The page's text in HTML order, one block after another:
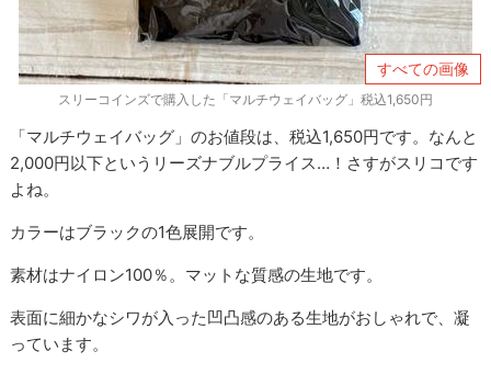
すべての画像
スリーコインズで購入した「マルチウェイバッグ」税込1,650円
「マルチウェイバッグ」のお値段は、税込1,650円です。なんと
2,000円以下というリーズナブルプライス…！さすがスリコです
よね。
カラーはブラックの1色展開です。
素材はナイロン100％。マットな質感の生地です。
表面に細かなシワが入った凹凸感のある生地がおしゃれで、凝
っています。